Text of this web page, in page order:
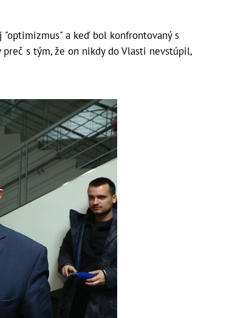
a keď bol konfrontovaný s
s tým, že on nikdy do Vlasti nevstúpil,